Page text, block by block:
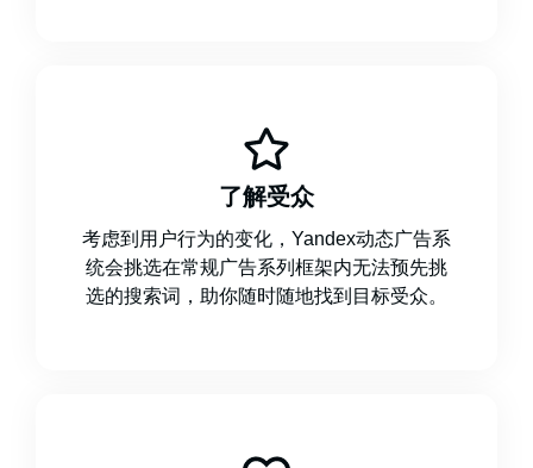
了解受众
考虑到用户行为的变化，Yandex动态广告系
统会挑选在常规广告系列框架内无法预先挑
选的搜索词，助你随时随地找到目标受众。